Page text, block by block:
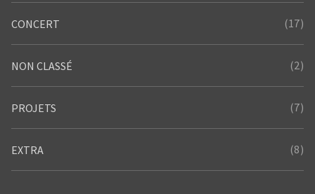
CONCERT (17)
NON CLASSÉ (2)
PROJETS (7)
EXTRA (8)